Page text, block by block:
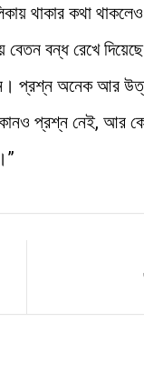
থাকার কথা
বন্ধ রেখে
প্রশ্ন অনেক আর
প্রশ্ন নেই, আর